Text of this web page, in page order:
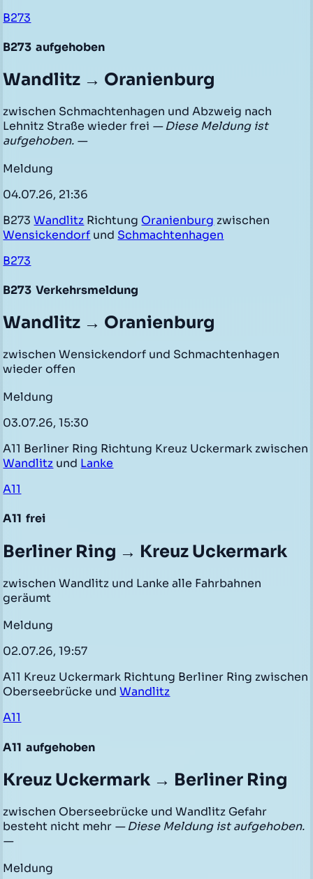
B273
B273 aufgehoben
Wandlitz → Oranienburg
zwischen Schmachtenhagen und Abzweig nach
Lehnitz Straße wieder frei — Diese Meldung ist
aufgehoben. —
Meldung
04.07.26, 21:36
B273Wandlitz Richtung Oranienburg zwischen
Wensickendorf und Schmachtenhagen
B273
B273 Verkehrsmeldung
Wandlitz → Oranienburg
zwischen Wensickendorf und Schmachtenhagen
wieder offen
Meldung
03.07.26, 15:30
A11 Berliner Ring Richtung Kreuz Uckermark zwischen
Wandlitz und Lanke
A11
A11 frei
Berliner Ring → Kreuz Uckermark
zwischen Wandlitz und Lanke alle Fahrbahnen
geräumt
Meldung
02.07.26, 19:57
A11 Kreuz Uckermark Richtung Berliner Ring zwischen
Oberseebrücke undWandlitz
A11
A11 aufgehoben
Kreuz Uckermark → Berliner Ring
zwischen Oberseebrücke und Wandlitz Gefahr
besteht nicht mehr — Diese Meldung ist aufgehoben.
—
Meldung